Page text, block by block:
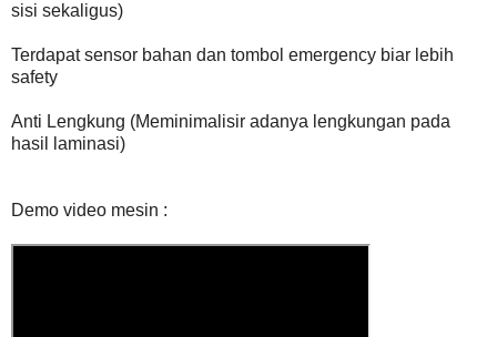
sisi sekaligus)
Terdapat sensor bahan dan tombol emergency biar lebih
safety
Anti Lengkung (Meminimalisir adanya lengkungan pada
hasil laminasi)
Demo video mesin :